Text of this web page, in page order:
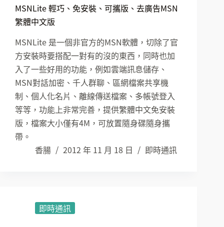
MSNLite 輕巧、免安裝、可攜版、去廣告MSN
繁體中文版
MSNLite 是一個非官方的MSN軟體，切除了官
方安裝時要搭配一對有的沒的東西，同時也加
入了一些好用的功能，例如雲端訊息儲存、
MSN對話加密、千人群聊、區網檔案共享機
制、個人化名片、離線傳送檔案、多帳號登入
等等，功能上非常完善，提供繁體中文免安裝
版，檔案大小僅有4M，可放置隨身碟隨身攜
帶。
香腸
2012 年 11 月 18 日 即時通訊
即時通訊